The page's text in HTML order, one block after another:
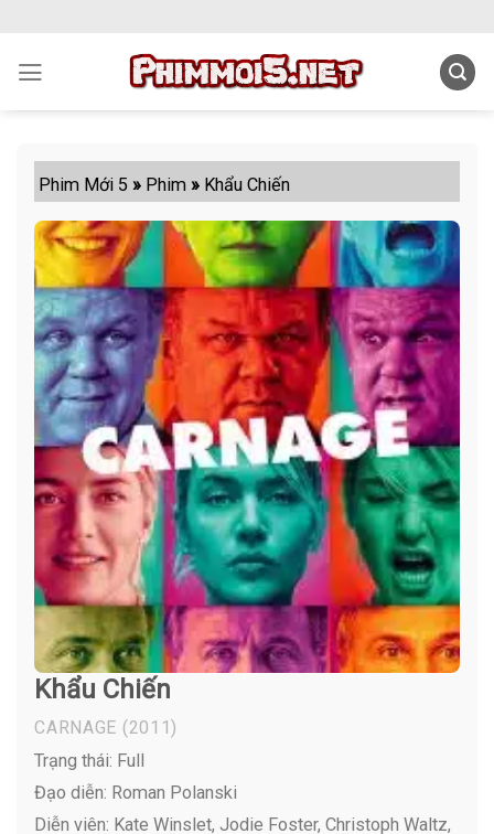
content
Phim Mới 5 » Phim » Khẩu Chiến
Khẩu Chiến
CARNAGE (2011)
Trạng thái: Full
Đạo diễn: Roman Polanski
Diễn viên: Kate Winslet, Jodie Foster, Christoph Waltz,